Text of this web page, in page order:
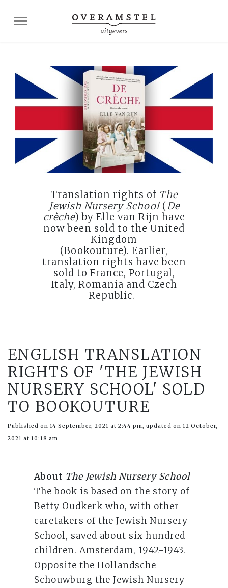
Translation rights of The
Jewish Nursery School(De
crèche) by Elle van Rijn have
now been sold to the United
Kingdom
(Bookouture). Earlier,
translation rights have been
sold to France, Portugal,
Italy, Romania and Czech
Republic.
ENGLISH TRANSLATION
RIGHTS OF 'THE JEWISH
NURSERY SCHOOL' SOLD
TO BOOKOUTURE
Published on 14 September, 2021 at 2:44 pm, updated on 12 October,
2021 at 10:18 am
About The Jewish Nursery School
The book is based on the story of
Betty Oudkerk who, with other
caretakers of the Jewish Nursery
School, saved about six hundred
children. Amsterdam, 1942-1943.
Opposite the Hollandsche
Schouwburg the Jewish Nursery